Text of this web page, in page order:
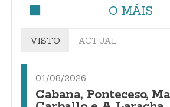
O MÁIS
VISTO ACTUAL
01/08/2026
Cabana, Ponteceso,